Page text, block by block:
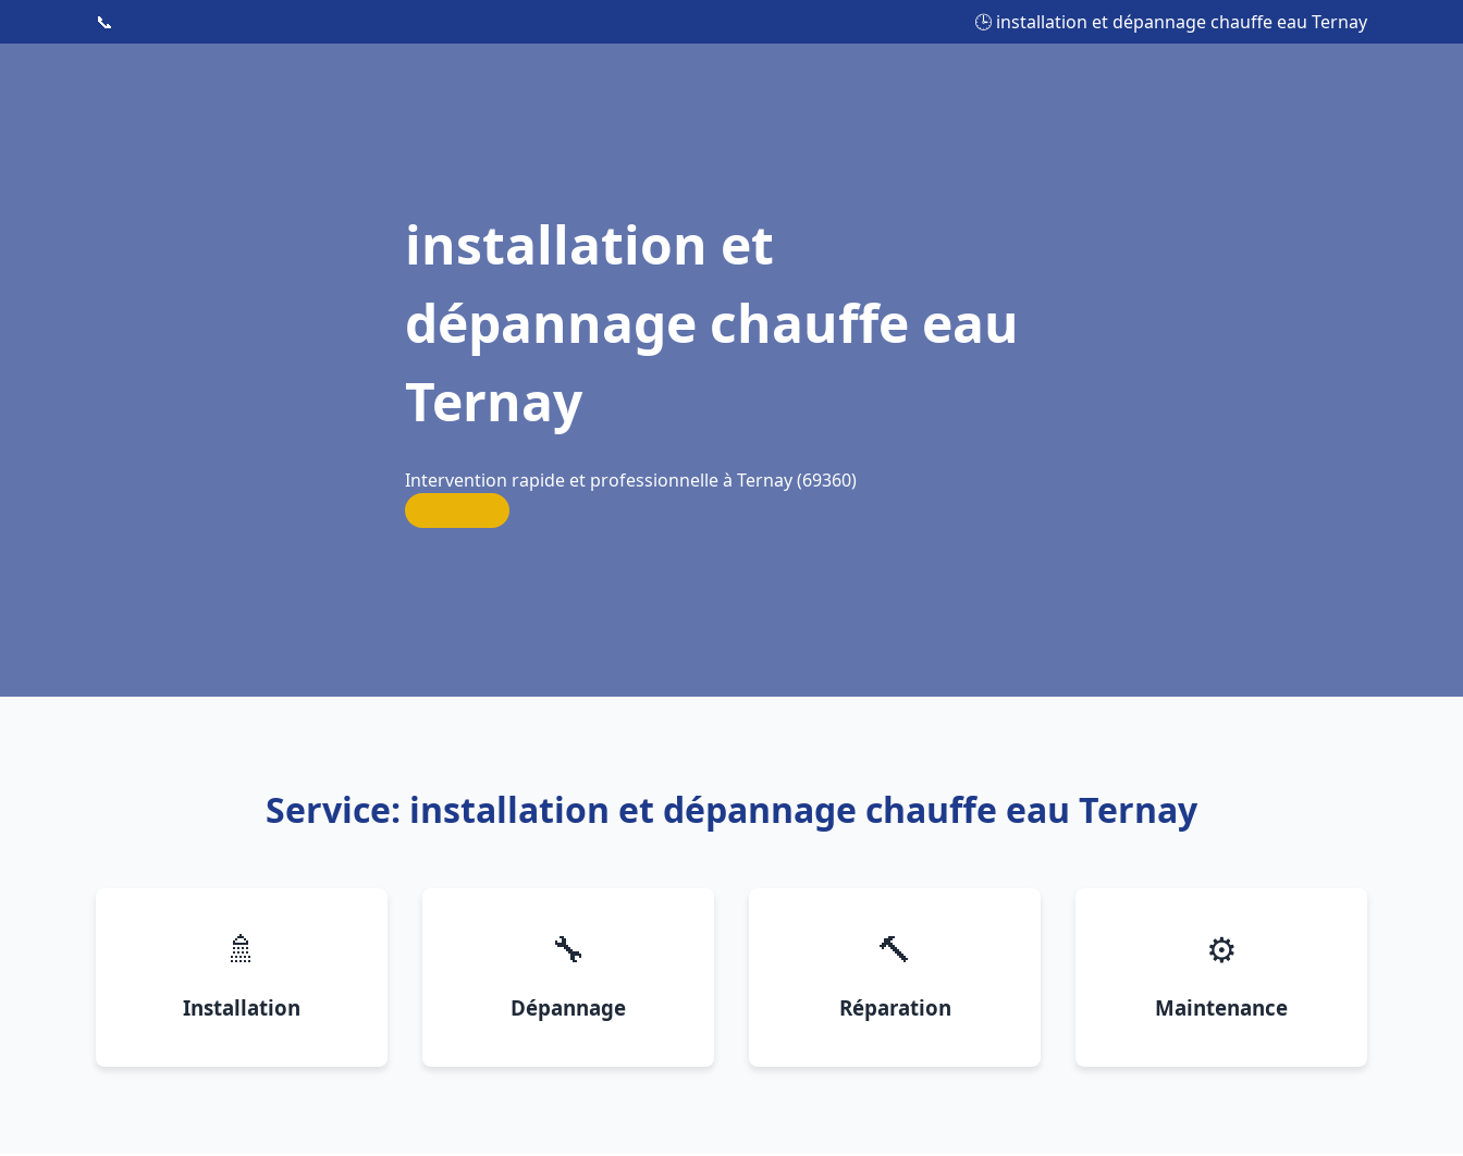
📞 🕒 installation et dépannage chauffe eau Ternay
installation et
dépannage chauffe eau
Ternay
Intervention rapide et professionnelle à Ternay (69360)
Service: installation et dépannage chauffe eau Ternay
🚿
Installation
🔧
Dépannage
🔨
Réparation
⚙️
Maintenance